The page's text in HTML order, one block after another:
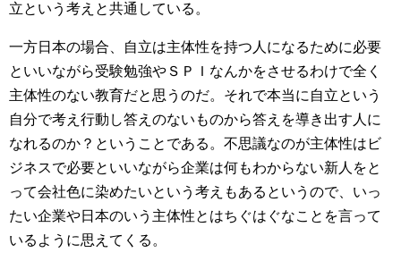
立という考えと共通している。
一方日本の場合、自立は主体性を持つ人になるために必要
といいながら受験勉強やＳＰＩなんかをさせるわけで全く
主体性のない教育だと思うのだ。それで本当に自立という
自分で考え行動し答えのないものから答えを導き出す人に
なれるのか？ということである。不思議なのが主体性はビ
ジネスで必要といいながら企業は何もわからない新人をと
って会社色に染めたいという考えもあるというので、いっ
たい企業や日本のいう主体性とはちぐはぐなことを言って
いるように思えてくる。